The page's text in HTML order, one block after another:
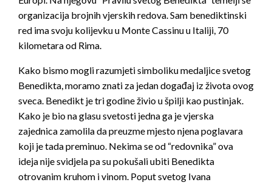
organizacija brojnih vjerskih redova. Sam benediktinski
red ima svoju kolijevku u Monte Cassinu u Italiji, 70
kilometara od Rima.
Kako bismo mogli razumjeti simboliku medaljice svetog
Benedikta, moramo znati za jedan događaj iz života ovog
sveca. Benedikt je tri godine živio u špilji kao pustinjak.
Kako je bio na glasu svetosti jedna ga je vjerska
zajednica zamolila da preuzme mjesto njena poglavara
koji je tada preminuo. Nekima se od “redovnika” ova
ideja nije svidjela pa su pokušali ubiti Benedikta
otrovanim kruhom i vinom. Poput svetog Ivana